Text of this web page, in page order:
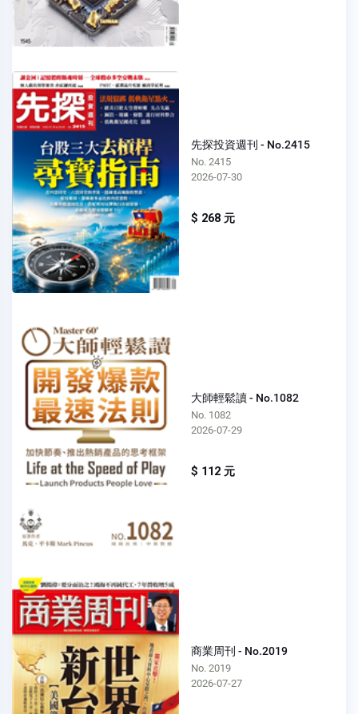
先探投資週刊 - No.2415
No. 2415
2026-07-30
$ 268 元
大師輕鬆讀 - No.1082
No. 1082
2026-07-29
$ 112 元
商業周刊 - No.2019
No. 2019
2026-07-27